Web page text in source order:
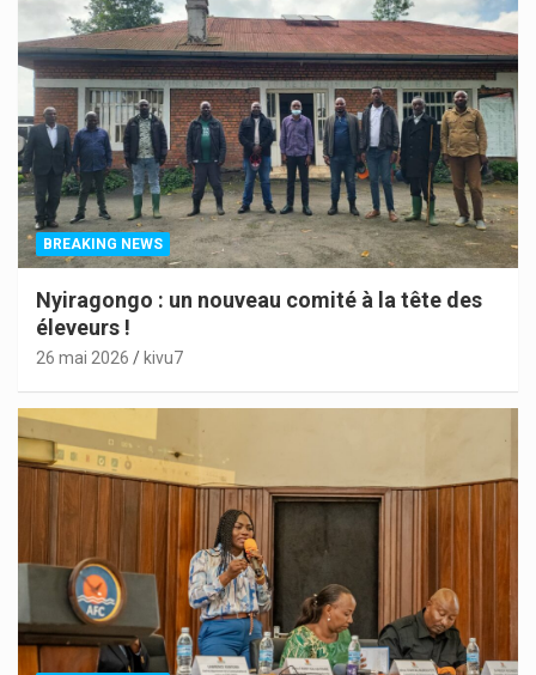
BREAKING NEWS
Nyiragongo : un nouveau comité à la tête des
éleveurs !
26 mai 2026 kivu7